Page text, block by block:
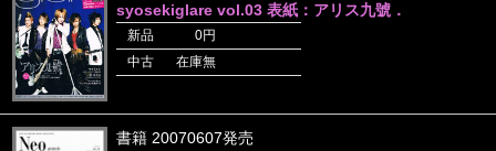
syosekiglare vol.03 表紙：アリス九號．
新品
0円
中古
在庫無
書籍 20070607発売